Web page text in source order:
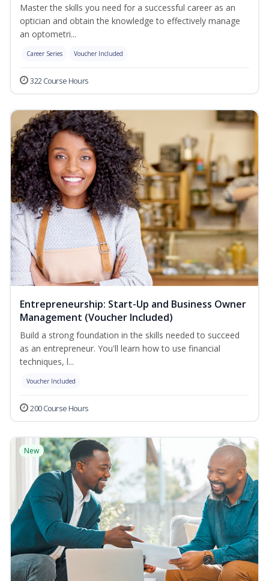
Master the skills you need for a successful career as an
optician and obtain the knowledge to effectively manage
an optometri...
Career Series Voucher Included
322 Course Hours
Entrepreneurship: Start-Up and Business Owner
Management (Voucher Included)
Build a strong foundation in the skills needed to succeed
as an entrepreneur. You'll learn how to use financial
techniques, l...
Voucher Included
200 Course Hours
New